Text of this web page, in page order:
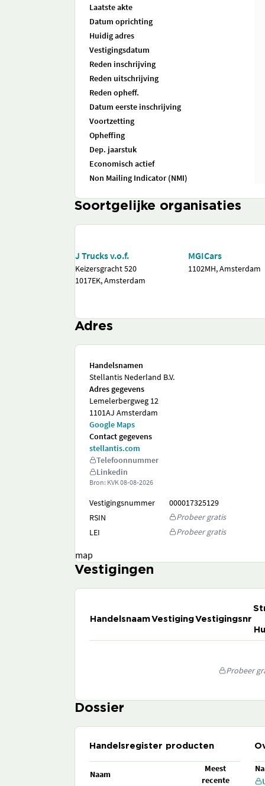
Laatste akte
Datum oprichting
Huidig adres
Vestigingsdatum
Reden inschrijving
Reden uitschrijving
Reden opheff.
Datum eerste inschrijving
Voortzetting
Opheffing
Dep. jaarstuk
Economisch actief
Non Mailing Indicator (NMI)
Soortgelijke organisaties
J Trucks v.o.f.
Keizersgracht 520
1017EK, Amsterdam
MGICars
1102MH, Amsterdam
Adres
Handelsnamen
Stellantis Nederland B.V.
Adres gegevens
Lemelerbergweg 12
1101AJ Amsterdam
Google Maps
Contact gegevens
stellantis.com
Telefoonnummer
Linkedin
Bron: KVK08-08-2026
Vestigingsnummer
000017325129
RSIN
Probeer gratis
LEI
Probeer gratis
map
Vestigingen
HandelsnaamVestigingVestigingsnr
Probeer
Dossier
Handelsregister producten
Naam
Meest
recente